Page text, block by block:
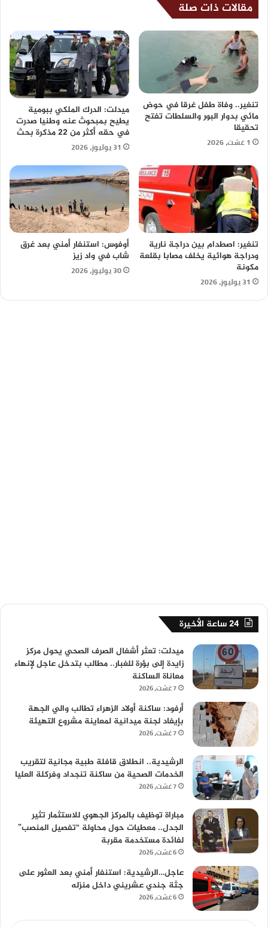
مقالات ذات صلة
تنغير.. وفاة طفل غرقا في حوض
مائي بدوار البور والسلطات تفتح
تحقيقا
1 غشت، 2026
ميدلت: الدرك الملكي ببومية
يطيح بمبحوث عنه وطنيا صدرت
في حقه أكثر من 22 مذكرة بحث
31 يوليوز، 2026
تنغير: اصطدام بين دراجة نارية
ودراجة هوائية يخلف مصابا بقلعة
مكونة
31 يوليوز، 2026
أوفوس: استنفار أمني بعد غرق
شاب في واد زيز
30 يوليوز، 2026
24 ساعة الأخيرة
ميدلت: تعثر أشغال الصرف الصحي يحول مركز
زايدة إلى بؤرة للغبار.. مطالب بتدخل عاجل لإنهاء
معاناة الساكنة
7 غشت، 2026
أرفود: ساكنة أولاد الزهراء تطالب والي الجهة
بإيفاد لجنة ميدانية لمعاينة مشروع التهيئة
7 غشت، 2026
الرشيدية.. انطلاق قافلة طبية مجانية لتقريب
الخدمات الصحية من ساكنة تنجداد وفركلة العليا
7 غشت، 2026
مباراة توظيف بالمركز الجهوي للاستثمار تثير
الجدل.. معطيات حول محاولة “تفصيل المنصب”
لفائدة مستخدمة مقربة
6 غشت، 2026
عاجل…الرشيدية: استنفار أمني بعد العثور على
جثة جندي عشريني داخل منزله
6 غشت، 2026